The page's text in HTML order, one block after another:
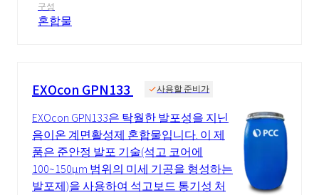
구성
혼합물
EXOcon GPN133 사용할 준비가
EXOcon GPN133은 탁월한 발포성을 지닌
음이온 계면활성제 혼합물입니다. 이 제
품은 준안정 발포 기술(석고 코어에
100~150µm 범위의 미세 기공을 형성하는
발포제)을 사용하여 석고보드 통기성 처